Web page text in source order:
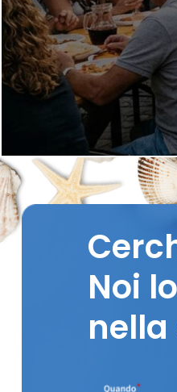
Noi
nella